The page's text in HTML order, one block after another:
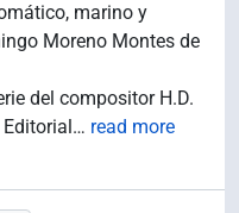
marino y
Moreno Montes de
del compositor H.D.
… read more